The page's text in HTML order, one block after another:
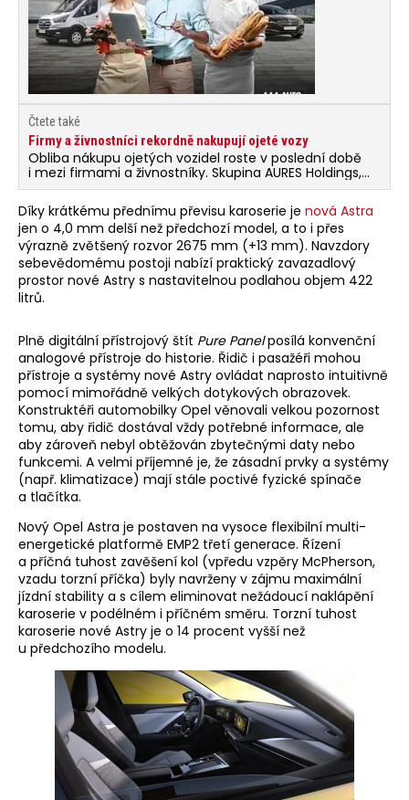
Čtete také
Firmy a živnostníci rekordně nakupují ojeté vozy
Obliba nákupu ojetých vozidel roste v poslední době
i mezi firmami a živnostníky. Skupina AURES Holdings,
provozovatel sítě AAA AUTO a Mototechna,
zaznamenala za rok 2025 historicky nejúspěšnější
výsledky v segmentu firemních prodejů.
Díky krátkému přednímu převisu karoserie je nová Astra
jen o 4,0 mm delší než předchozí model, a to i přes
výrazně zvětšený rozvor 2675 mm (+13 mm). Navzdory
sebevědomému postoji nabízí praktický zavazadlový
prostor nové Astry s nastavitelnou podlahou objem 422
litrů.
Plně digitální přístrojový štít Pure Panelposílá konvenční
analogové přístroje do historie. Řidič i pasažéři mohou
přístroje a systémy nové Astry ovládat naprosto intuitivně
pomocí mimořádně velkých dotykových obrazovek.
Konstruktéři automobilky Opel věnovali velkou pozornost
tomu, aby řidič dostával vždy potřebné informace, ale
aby zároveň nebyl obtěžován zbytečnými daty nebo
funkcemi. A velmi příjemné je, že zásadní prvky a systémy
(např. klimatizace) mají stále poctivé fyzické spínače
a tlačítka.
Nový Opel Astra je postaven na vysoce flexibilní multi-
energetické platformě EMP2 třetí generace. Řízení
a příčná tuhost zavěšení kol (vpředu vzpěry McPherson,
vzadu torzní příčka) byly navrženy v zájmu maximální
jízdní stability a s cílem eliminovat nežádoucí naklápění
karoserie v podélném i příčném směru. Torzní tuhost
karoserie nové Astry je o 14 procent vyšší než
u předchozího modelu.